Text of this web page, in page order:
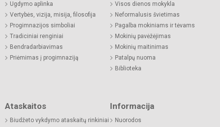
Ugdymo aplinka
Vertybės, vizija, misija, filosofija
Progimnazijos simboliai
Tradiciniai renginiai
Bendradarbiavimas
Priėmimas į progimnaziją
Visos dienos mokykla
Neformalusis švietimas
Pagalba mokiniams ir tėvams
Mokinių pavėžėjimas
Mokinių maitinimas
Patalpų nuoma
Biblioteka
Ataskaitos
Biudžeto vykdymo ataskaitų rinkiniai
Informacija
Nuorodos